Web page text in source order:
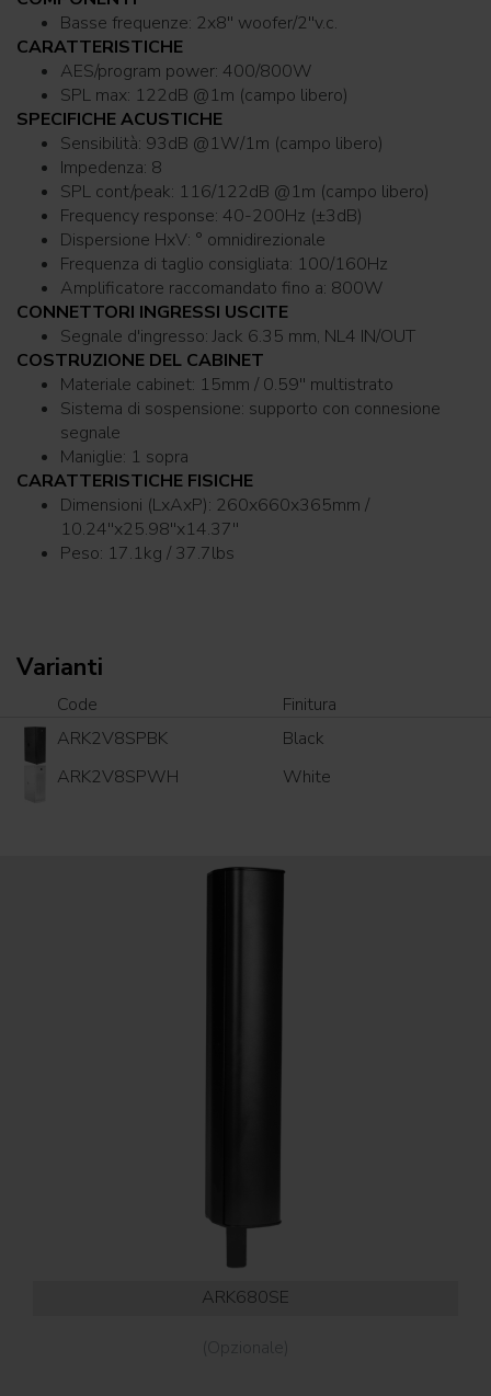
Basse frequenze: 2x8'' woofer/2''v.c.
CARATTERISTICHE
AES/program power: 400/800W
SPL max: 122dB @1m (campo libero)
SPECIFICHE ACUSTICHE
Sensibilità: 93dB @1W/1m (campo libero)
Impedenza: 8
SPL cont/peak: 116/122dB @1m (campo libero)
Frequency response: 40-200Hz (±3dB)
Dispersione HxV: ° omnidirezionale
Frequenza di taglio consigliata: 100/160Hz
Amplificatore raccomandato fino a: 800W
CONNETTORI INGRESSI USCITE
Segnale d'ingresso: Jack 6.35 mm, NL4 IN/OUT
COSTRUZIONE DEL CABINET
Materiale cabinet: 15mm / 0.59'' multistrato
Sistema di sospensione: supporto con connesione
segnale
Maniglie: 1 sopra
CARATTERISTICHE FISICHE
Dimensioni (LxAxP): 260x660x365mm /
10.24''x25.98''x14.37''
Peso: 17.1kg / 37.7lbs
Varianti
Code
Finitura
ARK2V8SPBK
Black
ARK2V8SPWH
White
ARK680SE
(Opzionale)